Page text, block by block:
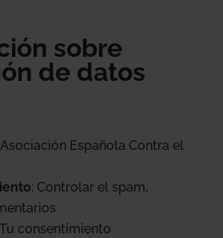
sobre
de datos
Asociación Española Contra el
: Controlar el spam,
consentimiento